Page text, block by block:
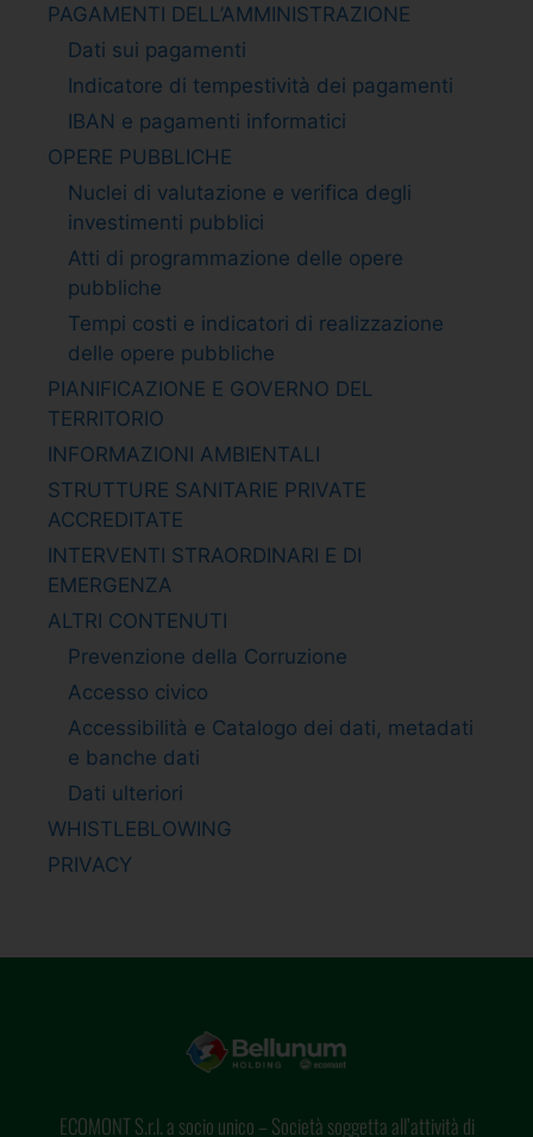
PAGAMENTI DELL’AMMINISTRAZIONE
Dati sui pagamenti
Indicatore di tempestività dei pagamenti
IBAN e pagamenti informatici
OPERE PUBBLICHE
Nuclei di valutazione e verifica degli
investimenti pubblici
Atti di programmazione delle opere
pubbliche
Tempi costi e indicatori di realizzazione
delle opere pubbliche
PIANIFICAZIONE E GOVERNO DEL
TERRITORIO
INFORMAZIONI AMBIENTALI
STRUTTURE SANITARIE PRIVATE
ACCREDITATE
INTERVENTI STRAORDINARI E DI
EMERGENZA
ALTRI CONTENUTI
Prevenzione della Corruzione
Accesso civico
Accessibilità e Catalogo dei dati, metadati
e banche dati
Dati ulteriori
WHISTLEBLOWING
PRIVACY
ECOMONT S.r.l. a socio unico – Società soggetta all’attività di